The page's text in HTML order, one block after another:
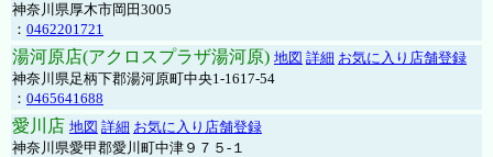
神奈川県厚木市岡田3005
： 0462201721
湯河原店(アクロスプラザ湯河原) 地図 詳細 お気に入り店舗登録
神奈川県足柄下郡湯河原町中央1-1617-54
： 0465641688
愛川店 地図 詳細 お気に入り店舗登録
神奈川県愛甲郡愛川町中津９７５-１